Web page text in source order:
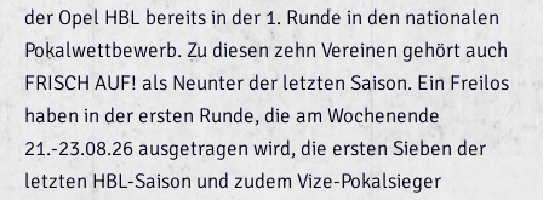
der Opel HBL bereits in der 1. Runde in den nationalen
Pokalwettbewerb. Zu diesen zehn Vereinen gehört auch
FRISCH AUF! als Neunter der letzten Saison. Ein Freilos
haben in der ersten Runde, die am Wochenende
21.-23.08.26 ausgetragen wird, die ersten Sieben der
letzten HBL-Saison und zudem Vize-Pokalsieger